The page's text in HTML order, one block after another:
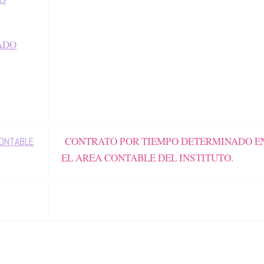
CONTRATO POR TIEMPO DETERMINADO
EL AREA CONTABLE DEL INSTITUTO.